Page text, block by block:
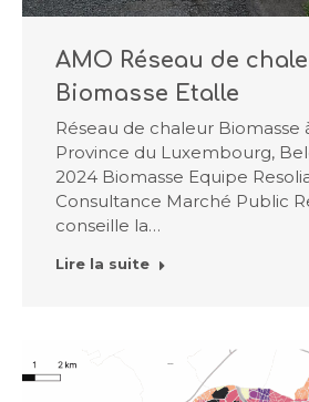
AMO Réseau de
Biomasse Etalle
Réseau de chaleur Biomasse
Province du Luxembourg,
2024 Biomasse Equipe
Consultance Marché Public
conseille la…
Lire la suite